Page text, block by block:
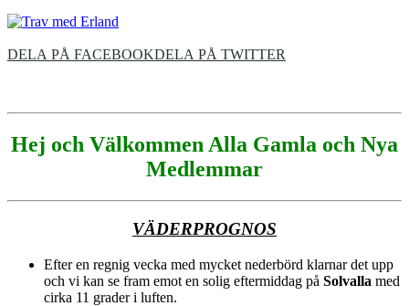
DELA PÅ FACEBOOKDELA PÅ TWITTER
Hej och Välkommen Alla Gamla och Nya
Medlemmar
VÄDERPROGNOS
Efter en regnig vecka med mycket nederbörd klarnar det upp
och vi kan se fram emot en solig eftermiddag på Solvalla med
cirka 11 grader i luften.